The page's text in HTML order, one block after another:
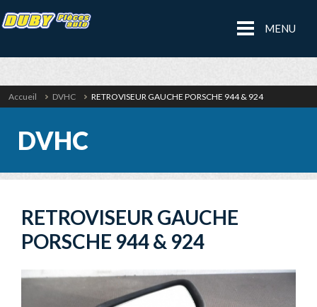
MENU
Accueil DVHC RETROVISEUR GAUCHE PORSCHE 944 & 924
DVHC
RETROVISEUR GAUCHE
PORSCHE 944 & 924